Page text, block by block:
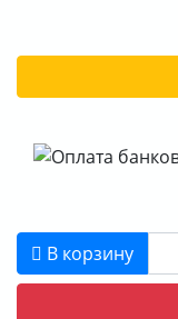
В корзину